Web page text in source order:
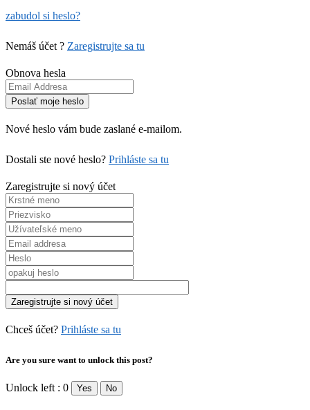
zabudol si heslo?
Nemáš účet ? Zaregistrujte sa tu
Obnova hesla
Nové heslo vám bude zaslané e-mailom.
Dostali ste nové heslo? Prihláste sa tu
Zaregistrujte si nový účet
Chceš účet? Prihláste sa tu
Are you sure want to unlock this post?
Unlock left : 0 Yes No